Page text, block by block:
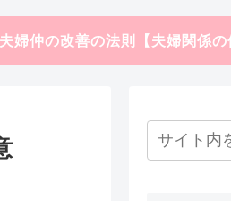
夫婦仲の改善の法則【夫婦関係